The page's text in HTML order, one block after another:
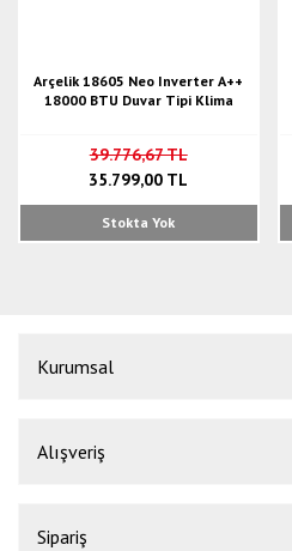
Arçelik 18605 Neo Inverter A++
18000 BTU Duvar Tipi Klima
39.776,67 TL
35.799,00 TL
Stokta Yok
Kurumsal
Alışveriş
Sipariş